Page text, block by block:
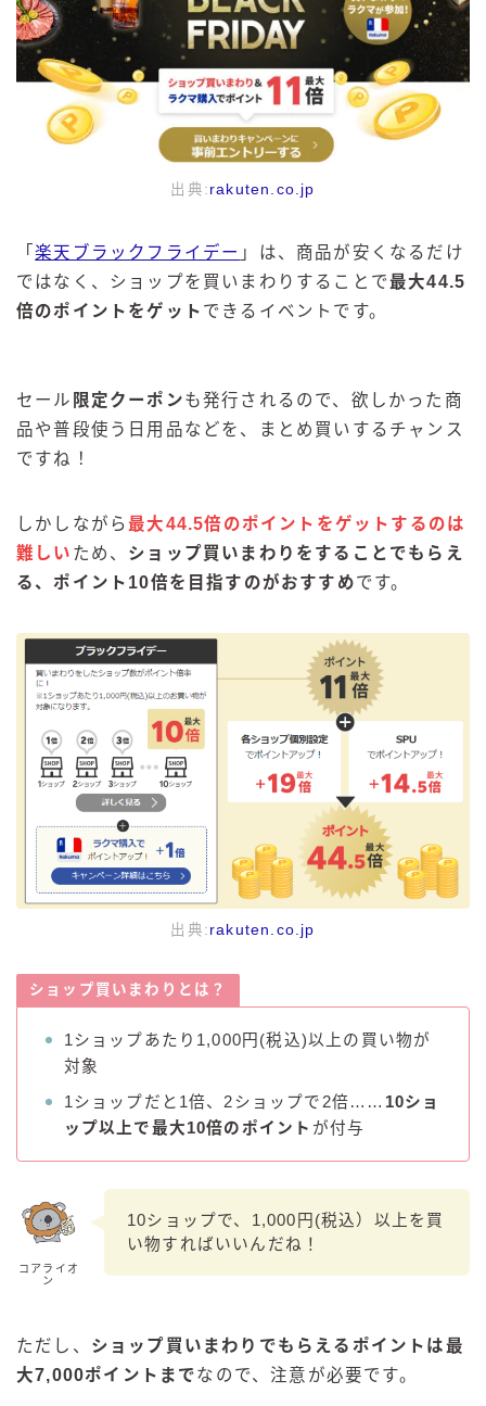
出典: rakuten.co.jp
「楽天ブラックフライデー 」は、商品が安くなるだけ
ではなく、ショップを買いまわりすることで最大44.5
倍のポイントをゲット できるイベントです。
セール 限定クーポンも発行されるので、欲しかった商
品や普段使う日用品などを、まとめ買いするチャンス
ですね！
しかしながら最大44.5倍のポイントをゲットするのは
難しい ため、 ショップ買いまわりをすることでもらえ
る、ポイント10倍を目指すのがおすすめです。
出典: rakuten.co.jp
ショップ買いまわりとは？
1ショップあたり1,000円(税込)以上の買い物が
対象
1ショップだと1倍、2ショップで2倍…… 10ショ
ップ以上で最大10倍のポイント が付与
コアライオ
ン
10ショップで、1,000円(税込）以上を買
い物すればいいんだね！
ただし、 ショップ買いまわりでもらえるポイントは最
大7,000ポイントまでなので、注意が必要です。